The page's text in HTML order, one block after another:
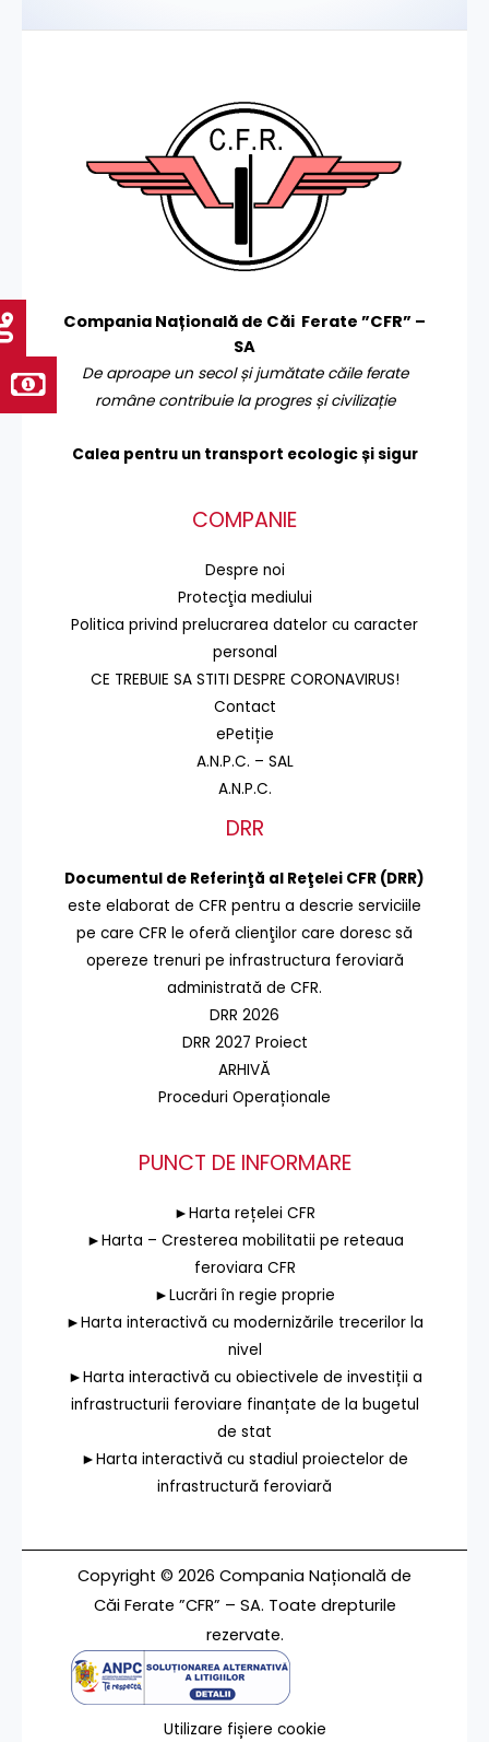
Compania Națională de Căi Ferate ”CFR” –
SA
De aproape un secol și jumătate căile ferate
române contribuie la progres și civilizație
Calea pentru un transport ecologic și sigur
COMPANIE
Despre noi
Protecţia mediului
Politica privind prelucrarea datelor cu caracter
personal
CE TREBUIE SA STITI DESPRE CORONAVIRUS!
Contact
ePetiție
A.N.P.C. – SAL
A.N.P.C.
DRR
Documentul de Referinţă al Reţelei CFR (DRR)
este elaborat de CFR pentru a descrie serviciile
pe care CFR le oferă clienţilor care doresc să
opereze trenuri pe infrastructura feroviară
administrată de CFR.
DRR 2026
DRR 2027 Proiect
ARHIVĂ
Proceduri Operaționale
PUNCT DE INFORMARE
►Harta rețelei CFR
►Harta – Cresterea mobilitatii pe reteaua
feroviara CFR
►Lucrări în regie proprie
►Harta interactivă cu modernizările trecerilor la
nivel
►Harta interactivă cu obiectivele de investiții a
infrastructurii feroviare finanțate de la bugetul
de stat
►Harta interactivă cu stadiul proiectelor de
infrastructură feroviară
Copyright © 2026 Compania Națională de
Căi Ferate ”CFR” – SA. Toate drepturile
rezervate.
Utilizare fișiere cookie